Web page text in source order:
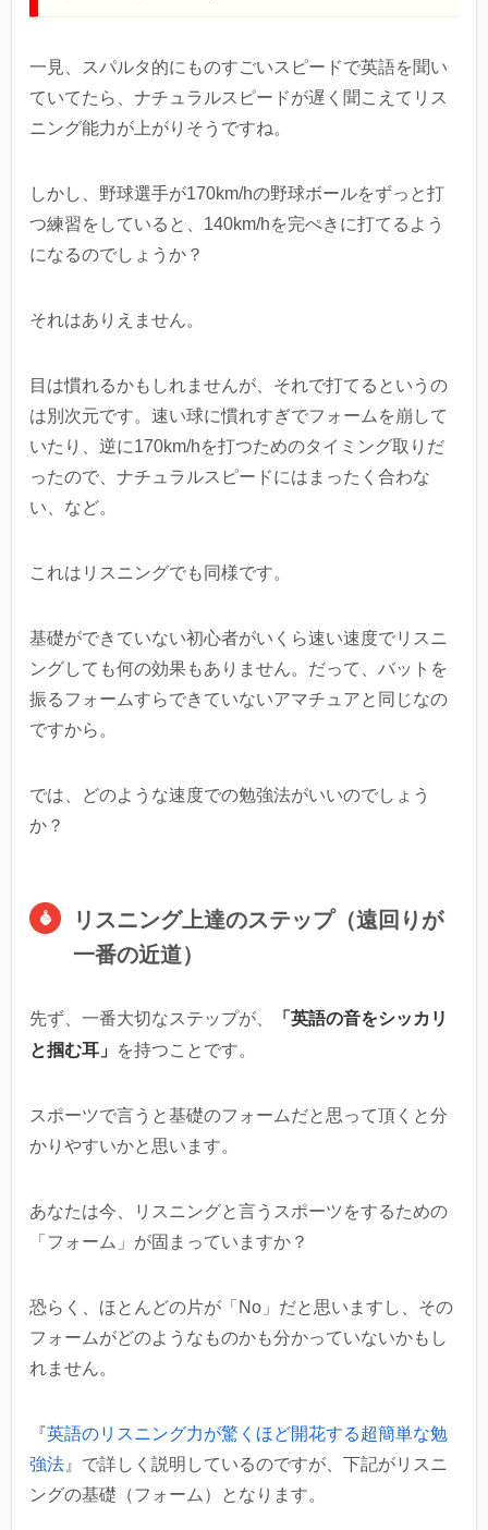
一見、スパルタ的にものすごいスピードで英語を聞い
ていてたら、ナチュラルスピードが遅く聞こえてリス
ニング能力が上がりそうですね。
しかし、野球選手が170km/hの野球ボールをずっと打
つ練習をしていると、140km/hを完ぺきに打てるよう
になるのでしょうか？
それはありえません。
目は慣れるかもしれませんが、それで打てるというの
は別次元です。速い球に慣れすぎでフォームを崩して
いたり、逆に170km/hを打つためのタイミング取りだ
ったので、ナチュラルスピードにはまったく合わな
い、など。
これはリスニングでも同様です。
基礎ができていない初心者がいくら速い速度でリスニ
ングしても何の効果もありません。だって、バットを
振るフォームすらできていないアマチュアと同じなの
ですから。
では、どのような速度での勉強法がいいのでしょう
か？
リスニング上達のステップ（遠回りが
一番の近道）
先ず、一番大切なステップが、
「英語の音をシッカリ
と掴む耳」
を持つことです。
スポーツで言うと基礎のフォームだと思って頂くと分
かりやすいかと思います。
あなたは今、リスニングと言うスポーツをするための
「フォーム」が固まっていますか？
恐らく、ほとんどの片が「No」だと思いますし、その
フォームがどのようなものかも分かっていないかもし
れません。
『英語のリスニング力が驚くほど開花する超簡単な勉
強法』で詳しく説明しているのですが、下記がリスニ
ングの基礎（フォーム）となります。